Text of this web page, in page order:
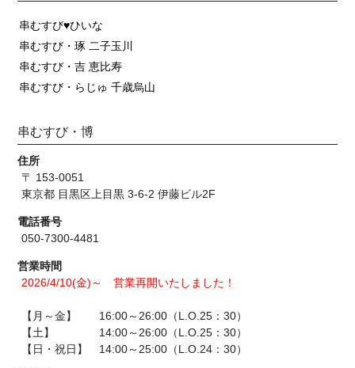
串むすび♥ひいな
串むすび・琢 二子玉川
串むすび・吉 恵比寿
串むすび・らじゅ 千歳烏山
串むすび・博
住所
〒 153-0051
東京都 目黒区上目黒 3-6-2 伊藤ビル2F
電話番号
050-7300-4481
営業時間
2026/4/10(金)～ 営業再開いたしました！
【月～金】 16:00～26:00（L.O.25：30）
【土】 14:00～26:00（L.O.25：30）
【日・祝日】 14:00～25:00（L.O.24：30）